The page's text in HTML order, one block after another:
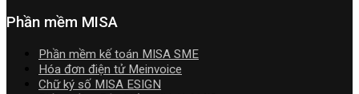
Phần mềm MISA
Phần mềm kế toán MISA SME
Hóa đơn điện tử Meinvoice
Chữ ký số MISA ESIGN